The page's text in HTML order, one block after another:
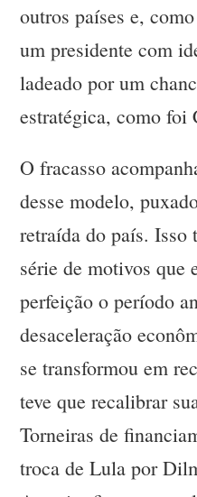
outros países e,
um presidente com
ladeado por um
estratégica, como
O fracasso
desse modelo,
retraída do país. Isso
série de motivos que
perfeição o período
desaceleração
se transformou em
teve que recalibrar
Torneiras de
troca de Lula por